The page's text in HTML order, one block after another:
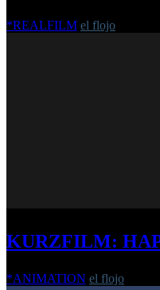
*REALFILM el flojo
KURZFILM:
*ANIMATION el flojo